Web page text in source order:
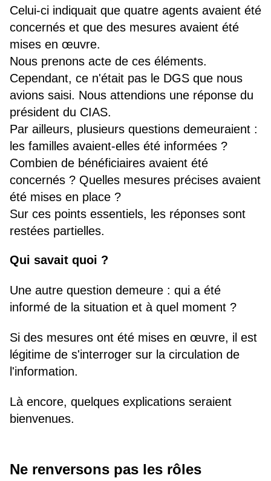
Celui-ci indiquait que quatre agents avaient été
concernés et que des mesures avaient été
mises en œuvre.
Nous prenons acte de ces éléments.
Cependant, ce n'était pas le DGS que nous
avions saisi. Nous attendions une réponse du
président du CIAS.
Par ailleurs, plusieurs questions demeuraient :
les familles avaient-elles été informées ?
Combien de bénéficiaires avaient été
concernés ? Quelles mesures précises avaient
été mises en place ?
Sur ces points essentiels, les réponses sont
restées partielles.
Qui savait quoi ?
Une autre question demeure : qui a été
informé de la situation et à quel moment ?
Si des mesures ont été mises en œuvre, il est
légitime de s'interroger sur la circulation de
l'information.
Là encore, quelques explications seraient
bienvenues.
Ne renversons pas les rôles